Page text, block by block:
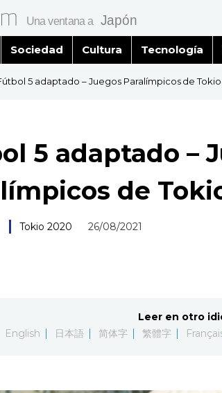
Sociedad Cultura Tecnología
5 adaptado – Juegos Paralímpicos de
5 adaptado –
de
Tokio 2020 26/08/2021
Leer en otro
English
日本語 简体字 繁體字